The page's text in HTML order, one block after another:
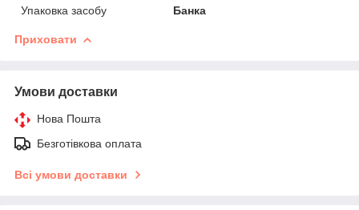
Упаковка засобу
Банка
Приховати
Умови доставки
Нова Пошта
Безготівкова оплата
Всі умови доставки